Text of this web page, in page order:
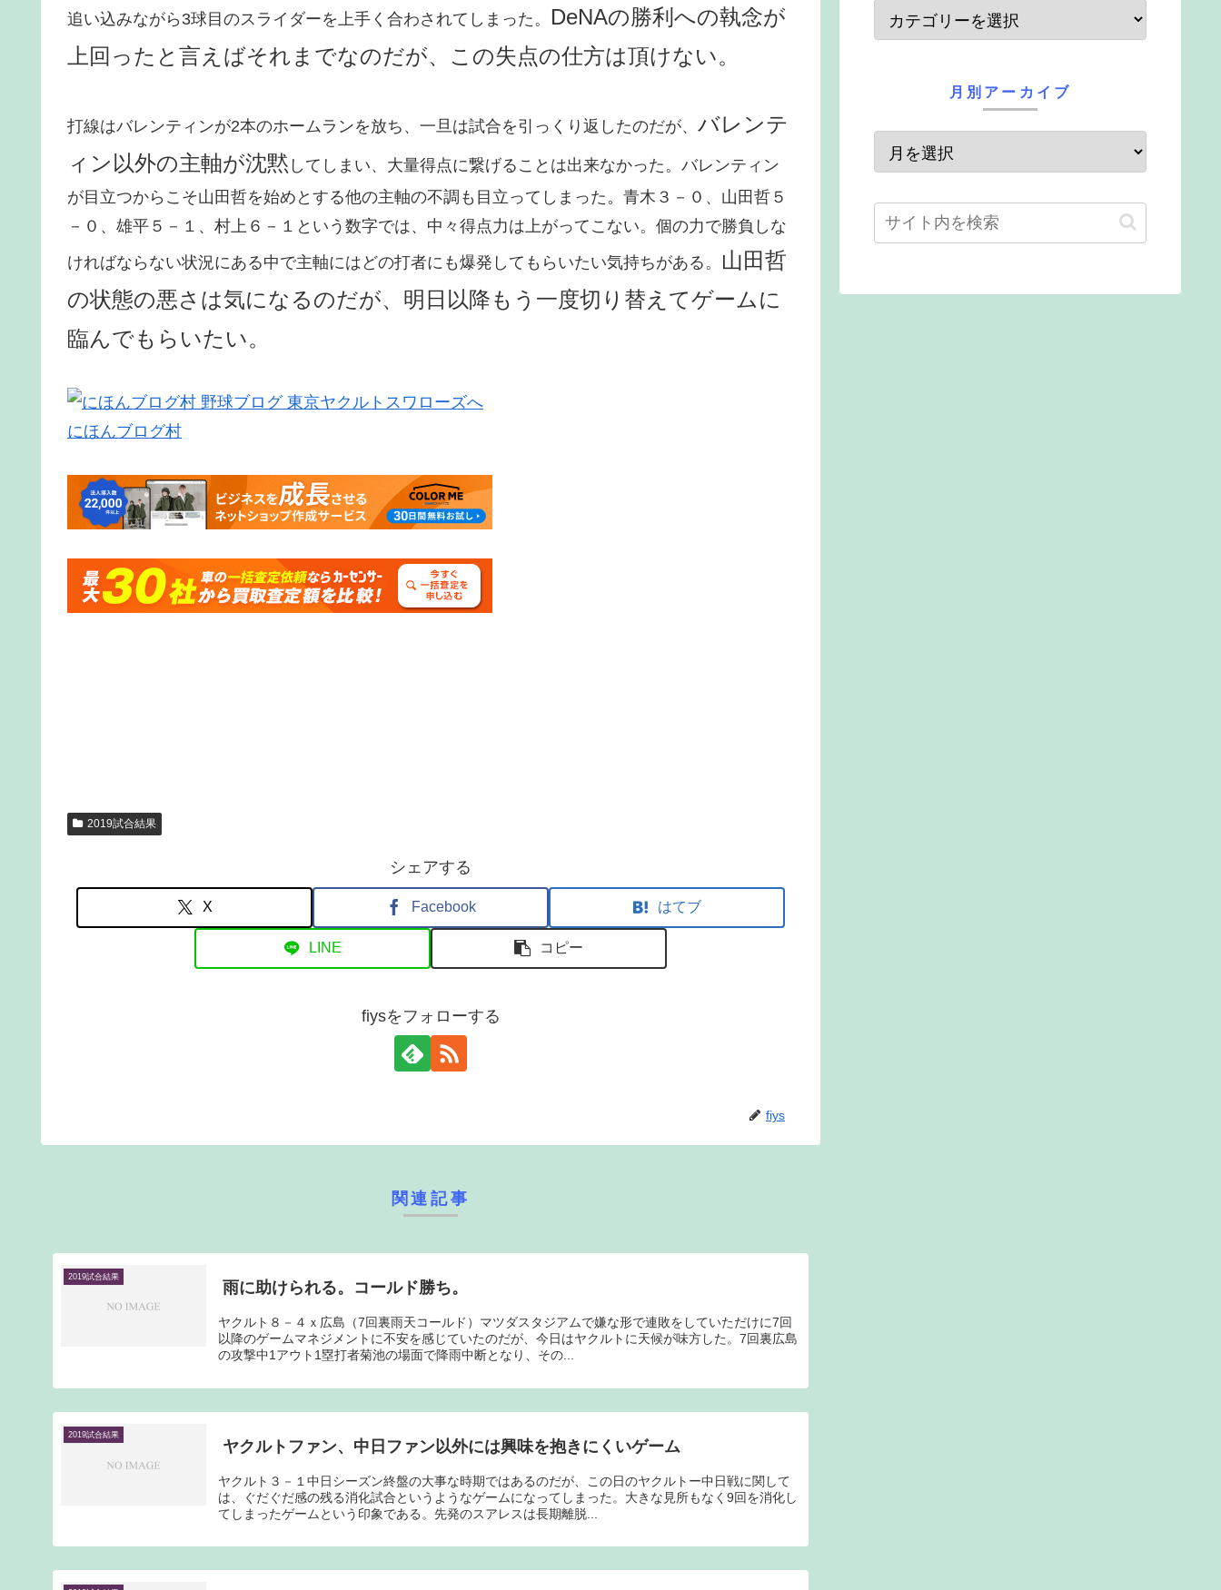
追い込みながら3球目のスライダーを上手く合わされてしまった。 DeNAの勝利への執念が
上回ったと言えばそれまでなのだが、この失点の仕方は頂けない。
打線はバレンティンが2本のホームランを放ち、一旦は試合を引っくり返したのだが、 バレンテ
ィン以外の主軸が沈黙 してしまい、大量得点に繋げることは出来なかった。バレンティン
が目立つからこそ山田哲を始めとする他の主軸の不調も目立ってしまった。青木３－０、山田哲５
－０、雄平５－１、村上６－１という数字では、中々得点力は上がってこない。個の力で勝負しな
ければならない状況にある中で主軸にはどの打者にも爆発してもらいたい気持ちがある。 山田哲
の状態の悪さは気になるのだが、明日以降もう一度切り替えてゲームに
臨んでもらいたい。
にほんブログ村
2019試合結果
シェアする
X Facebook はてブ
LINE コピー
fiysをフォローする
fiys
関連記事
2019試合結果
雨に助けられる。コールド勝ち。
ヤクルト８－４ｘ広島（7回裏雨天コールド）マツダスタジアムで嫌な形で連敗をしていただけに7回
以降のゲームマネジメントに不安を感じていたのだが、今日はヤクルトに天候が味方した。7回裏広島
の攻撃中1アウト1塁打者菊池の場面で降雨中断となり、その...
2019試合結果
ヤクルトファン、中日ファン以外には興味を抱きにくいゲーム
ヤクルト３－１中日シーズン終盤の大事な時期ではあるのだが、この日のヤクルトー中日戦に関して
は、ぐだぐだ感の残る消化試合というようなゲームになってしまった。大きな見所もなく9回を消化し
てしまったゲームという印象である。先発のスアレスは長期離脱...
月別アーカイブ